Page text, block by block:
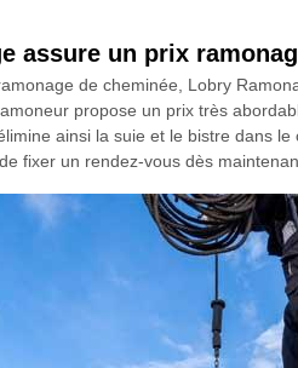
assure un prix
de cheminée, Lobry
propose un prix très
ainsi la suie et le bistre dans
fixer un rendez-vous dès